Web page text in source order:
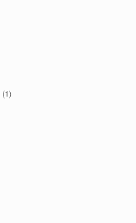
(1)